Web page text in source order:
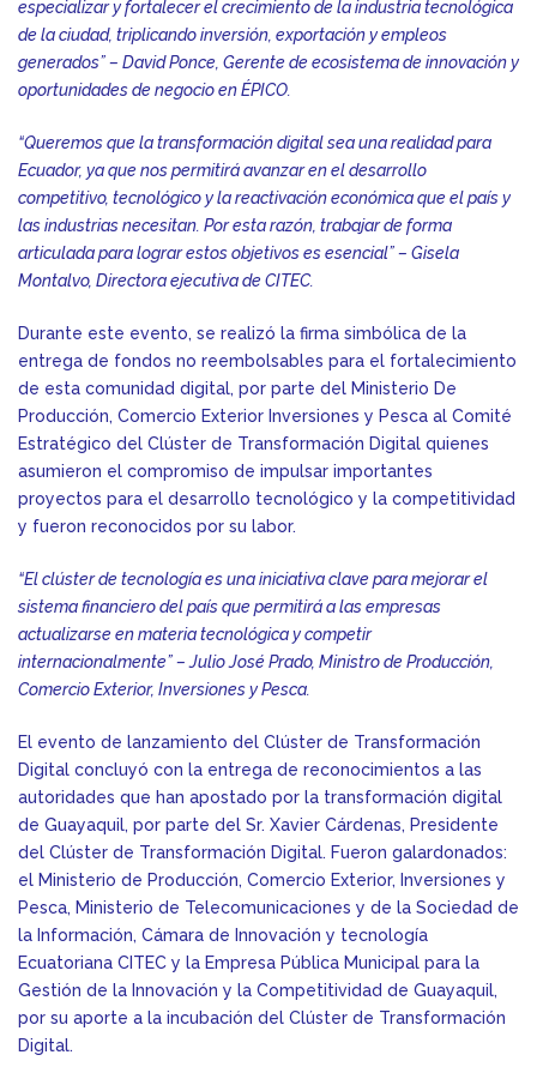
especializar y fortalecer el crecimiento de la industria tecnológica
de la ciudad, triplicando inversión, exportación y empleos
generados” – David Ponce, Gerente de ecosistema de innovación y
oportunidades de negocio en ÉPICO.
“Queremos que la transformación digital sea una realidad para
Ecuador, ya que nos permitirá avanzar en el desarrollo
competitivo, tecnológico y la reactivación económica que el país y
las industrias necesitan. Por esta razón, trabajar de forma
articulada para lograr estos objetivos es esencial” – Gisela
Montalvo, Directora ejecutiva de CITEC.
Durante este evento, se realizó la firma simbólica de la
entrega de fondos no reembolsables para el fortalecimiento
de esta comunidad digital, por parte del Ministerio De
Producción, Comercio Exterior Inversiones y Pesca al Comité
Estratégico del Clúster de Transformación Digital quienes
asumieron el compromiso de impulsar importantes
proyectos para el desarrollo tecnológico y la competitividad
y fueron reconocidos por su labor.
“El clúster de tecnología es una iniciativa clave para mejorar el
sistema financiero del país que permitirá a las empresas
actualizarse en materia tecnológica y competir
internacionalmente” – Julio José Prado, Ministro de Producción,
Comercio Exterior, Inversiones y Pesca.
El evento de lanzamiento del Clúster de Transformación
Digital concluyó con la entrega de reconocimientos a las
autoridades que han apostado por la transformación digital
de Guayaquil, por parte del Sr. Xavier Cárdenas, Presidente
del Clúster de Transformación Digital. Fueron galardonados:
el Ministerio de Producción, Comercio Exterior, Inversiones y
Pesca, Ministerio de Telecomunicaciones y de la Sociedad de
la Información, Cámara de Innovación y tecnología
Ecuatoriana CITEC y la Empresa Pública Municipal para la
Gestión de la Innovación y la Competitividad de Guayaquil,
por su aporte a la incubación del Clúster de Transformación